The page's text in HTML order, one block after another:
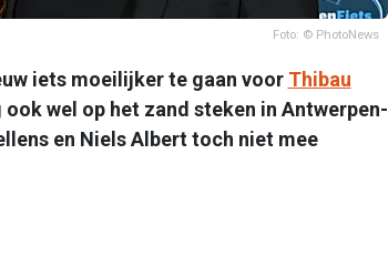
Foto: © PhotoNews
iets moeilijker te gaan voor Thibau
wel op het zand steken in Antwerpen-
en Niels Albert toch niet mee